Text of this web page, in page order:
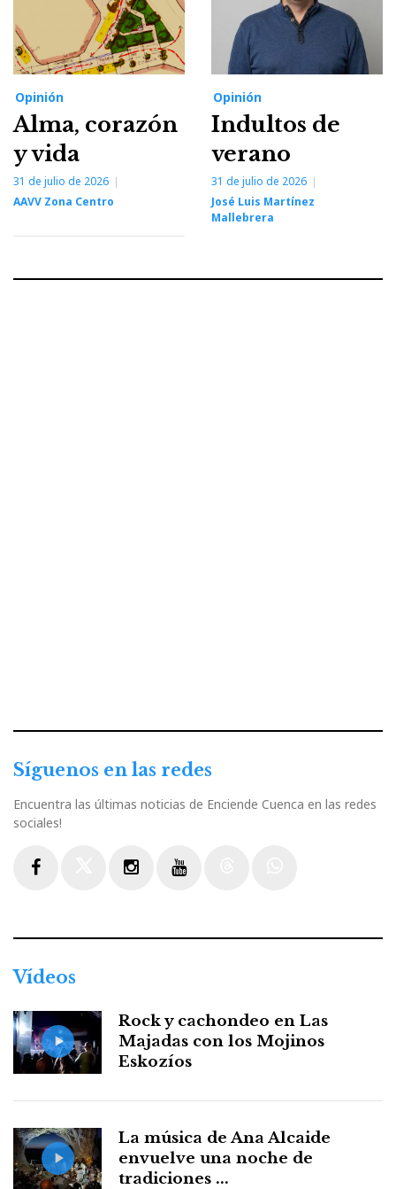
Opinión
Alma, corazón
y vida
31 de julio de 2026
AAVV Zona Centro
Opinión
Indultos de
verano
31 de julio de 2026
José Luis Martínez
Mallebrera
Síguenos en las redes
Encuentra las últimas noticias de Enciende Cuenca en las redes
sociales!
Vídeos
Rock y cachondeo en Las
Majadas con los Mojinos
Eskozíos
La música de Ana Alcaide
envuelve una noche de
tradiciones ...